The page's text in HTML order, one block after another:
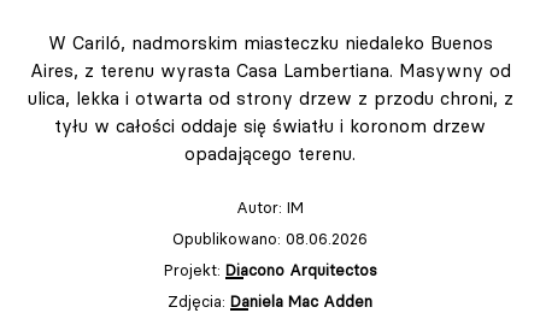
W Cariló, nadmorskim miasteczku niedaleko Buenos
Aires, z terenu wyrasta Casa Lambertiana. Masywny od
ulica, lekka i otwarta od strony drzew z przodu chroni, z
tyłu w całości oddaje się światłu i koronom drzew
opadającego terenu.
Autor: IM
Opublikowano: 08.06.2026
Projekt: Diacono Arquitectos
Zdjęcia: Daniela Mac Adden